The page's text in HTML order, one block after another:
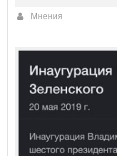
Мнения